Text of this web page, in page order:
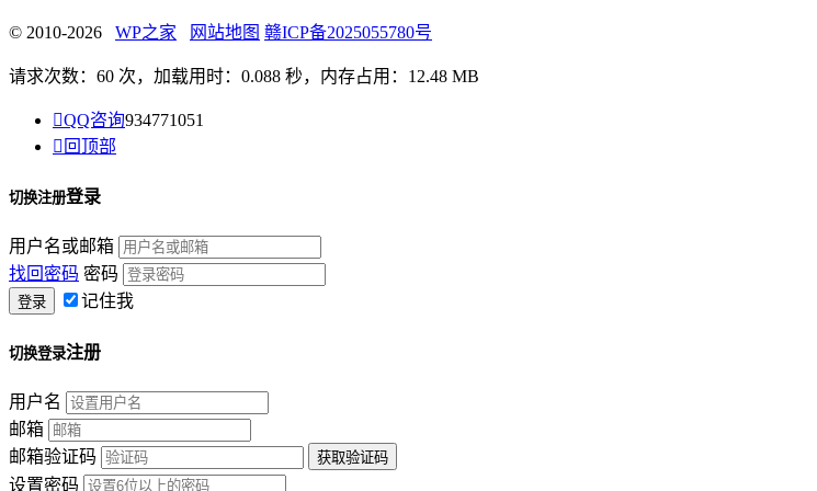
© 2010-2026 WP之家 网站地图 赣ICP备2025055780号
请求次数：60 次，加载用时：0.088 秒，内存占用：12.48 MB
QQ咨询934771051
 回顶部
切换注册登录
用户名或邮箱
找回密码 密码
记住我
切换登录注册
用户名
邮箱
邮箱验证码
设置密码